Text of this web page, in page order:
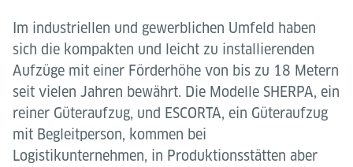
Im industriellen und gewerblichen Umfeld haben
sich die kompakten und leicht zu installierenden
Aufzüge mit einer Förderhöhe von bis zu 18 Metern
seit vielen Jahren bewährt. Die Modelle SHERPA, ein
reiner Güteraufzug, und ESCORTA, ein Güteraufzug
mit Begleitperson, kommen bei
Logistikunternehmen, in Produktionsstätten aber